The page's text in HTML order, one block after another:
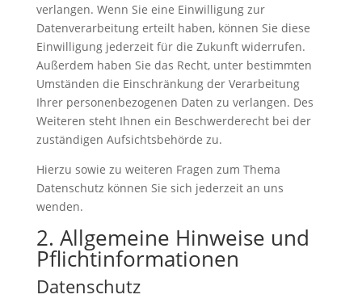
verlangen. Wenn Sie eine Einwilligung zur
Datenverarbeitung erteilt haben, können Sie diese
Einwilligung jederzeit für die Zukunft widerrufen.
Außerdem haben Sie das Recht, unter bestimmten
Umständen die Einschränkung der Verarbeitung
Ihrer personenbezogenen Daten zu verlangen. Des
Weiteren steht Ihnen ein Beschwerderecht bei der
zuständigen Aufsichtsbehörde zu.
Hierzu sowie zu weiteren Fragen zum Thema
Datenschutz können Sie sich jederzeit an uns
wenden.
2. Allgemeine Hinweise und
Pflicht­informationen
Datenschutz